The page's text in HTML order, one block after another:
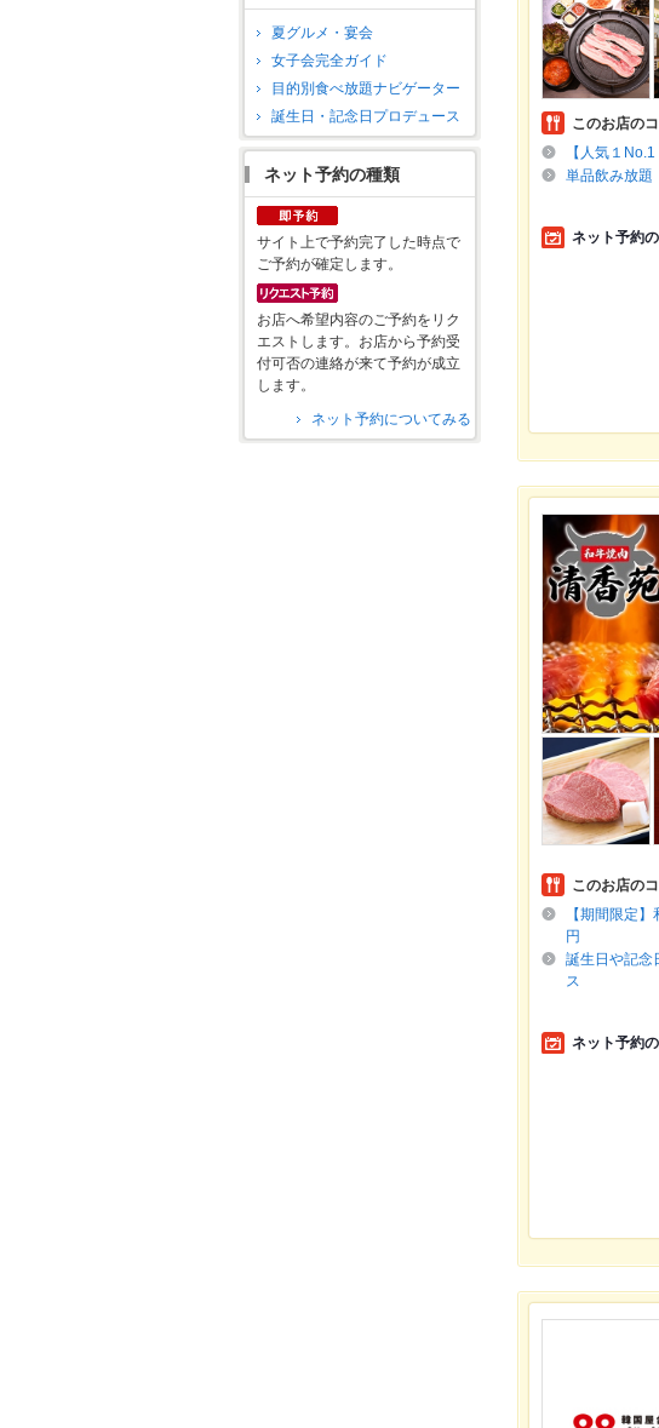
夏グルメ・宴会
女子会完全ガイド
目的別食べ放題ナビゲーター
誕生日・記念日プロデュース
ネット予約の種類
サイト上で予約完了した時点で
ご予約が確定します。
お店へ希望内容のご予約をリク
エストします。お店から予約受
付可否の連絡が来て予約が成立
します。
ネット予約についてみる
このお店の
【人気１
単品飲み放
ネット予約
このお店の
【期間限定
円
誕生日や記念
ス
ネット予約